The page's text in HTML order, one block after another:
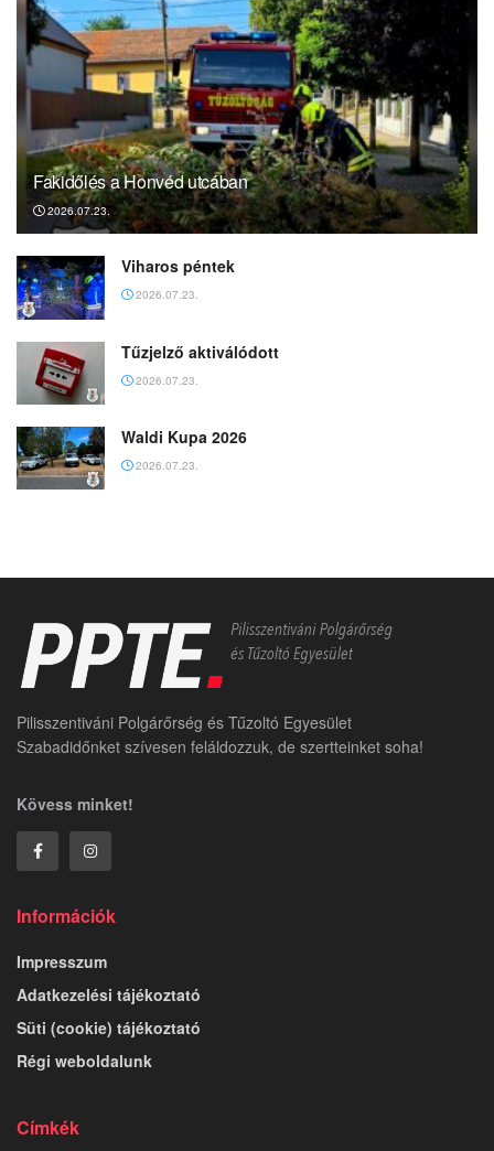
Fakidőlés a Honvéd utcában
2026.07.23.
Viharos péntek
2026.07.23.
Tűzjelző aktiválódott
2026.07.23.
Waldi Kupa 2026
2026.07.23.
Pilisszentiváni Polgárőrség és Tűzoltó Egyesület
Szabadidőnket szívesen feláldozzuk, de szertteinket soha!
Kövess minket!
Információk
Impresszum
Adatkezelési tájékoztató
Süti (cookie) tájékoztató
Régi weboldalunk
Címkék